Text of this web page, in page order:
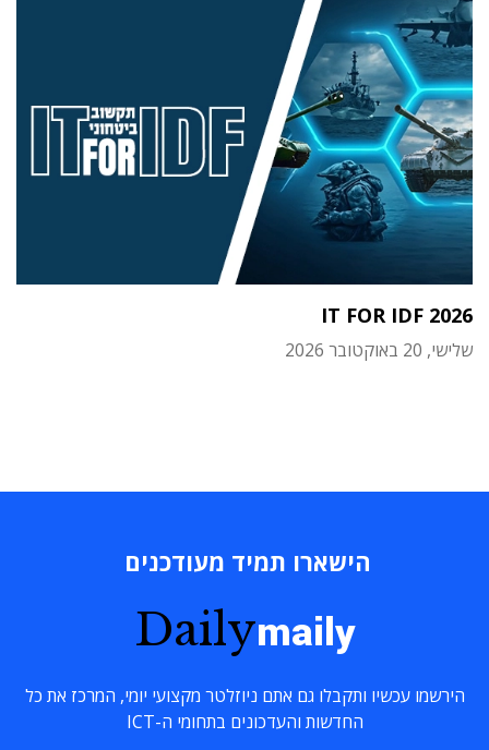
IT FOR IDF 2026
שלישי, 20 באוקטובר 2026
הישארו תמיד מעודכנים
Dailymaily
הירשמו עכשיו ותקבלו גם אתם ניוזלטר מקצועי יומי, המרכז את כל
החדשות והעדכונים בתחומי ה-ICT